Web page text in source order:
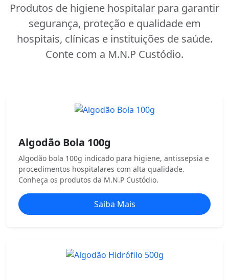
Produtos de higiene hospitalar para garantir
segurança, proteção e qualidade em
hospitais, clínicas e instituições de saúde.
Conte com a M.N.P Custódio.
Algodão Bola 100g
Algodão bola 100g indicado para higiene, antissepsia e
procedimentos hospitalares com alta qualidade.
Conheça os produtos da M.N.P Custódio.
Saiba Mais